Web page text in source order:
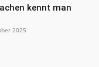
kennt man
2025